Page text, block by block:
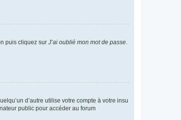
puis cliquez sur J’ai oublié mon mot de passe
d’autre utilise votre compte à votre insu
public pour accéder au forum